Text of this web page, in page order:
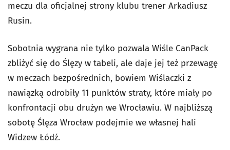
meczu dla oficjalnej strony klubu trener Arkadiusz
Rusin.
Sobotnia wygrana nie tylko pozwala Wiśle CanPack
zbliżyć się do Ślęzy w tabeli, ale daje jej też przewagę
w meczach bezpośrednich, bowiem Wiślaczki z
nawiązką odrobiły 11 punktów straty, które miały po
konfrontacji obu drużyn we Wrocławiu. W najbliższą
sobotę Ślęza Wrocław podejmie we własnej hali
Widzew Łódź.